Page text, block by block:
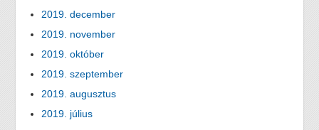
2019. december
2019. november
2019. október
2019. szeptember
2019. augusztus
2019. július